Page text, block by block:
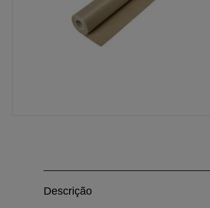
Descrição